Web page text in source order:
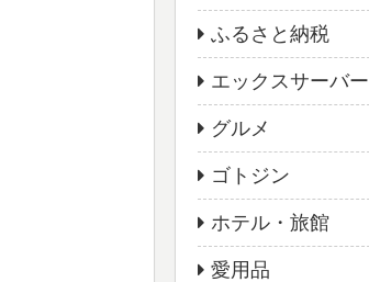
ふるさと納税
エックスサーバー
グルメ
ゴトジン
ホテル・旅館
愛用品